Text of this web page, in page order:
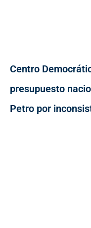
Centro
presupuesto
Petro por